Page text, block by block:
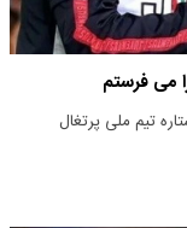
می فرستم
تیم ملی پرتغال